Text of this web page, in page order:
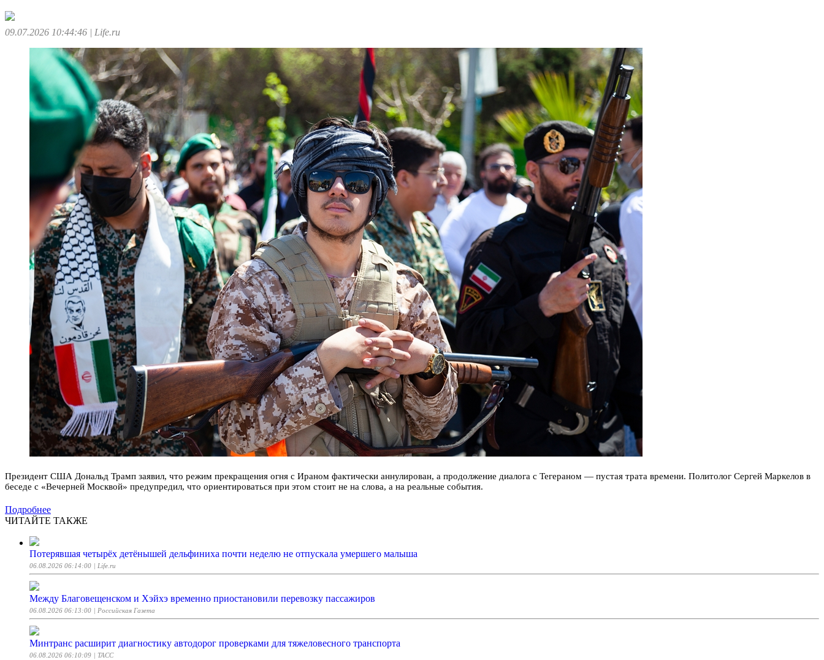
09.07.2026 10:44:46 | Life.ru
Президент США Дональд Трамп заявил, что режим прекращения огня с Ираном фактически аннулирован, а продолжение диалога с Тегераном — пустая трата времени. Политолог Сергей Маркелов в
беседе с «Вечерней Москвой» предупредил, что ориентироваться при этом стоит не на слова, а на реальные события.
Подробнее
ЧИТАЙТЕ ТАКЖЕ
Потерявшая четырёх детёнышей дельфиниха почти неделю не отпускала умершего малыша
06.08.2026 06:14:00 | Life.ru
Между Благовещенском и Хэйхэ временно приостановили перевозку пассажиров
06.08.2026 06:13:00 | Российская Газета
Минтранс расширит диагностику автодорог проверками для тяжеловесного транспорта
06.08.2026 06:10:09 | ТАСС